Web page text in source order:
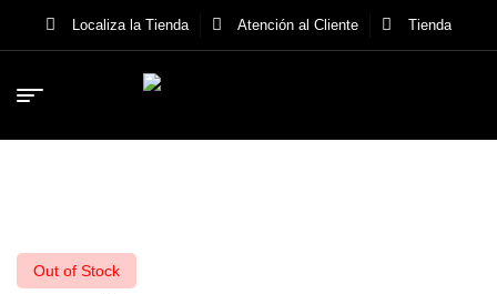
Localiza la Tienda Atención al Cliente Tienda
Out of Stock